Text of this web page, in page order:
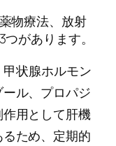
物療法、放射
があります。
甲状腺ホルモン
ル、プロパジ
用として肝機
ため、定期的